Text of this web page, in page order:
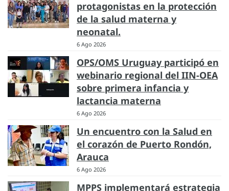
protagonistas en la protección
de la salud materna y
neonatal.
6 Ago 2026
OPS/OMS Uruguay participó en
webinario regional del IIN-OEA
sobre primera infancia y
lactancia materna
6 Ago 2026
Un encuentro con la Salud en
el corazón de Puerto Rondón,
Arauca
6 Ago 2026
MPPS implementará estrategia